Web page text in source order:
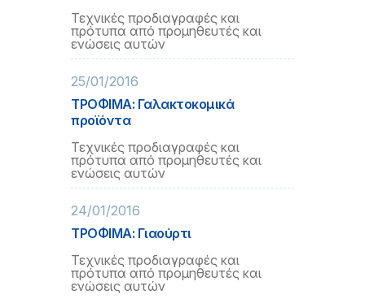
Τεχνικές προδιαγραφές και
πρότυπα από προμηθευτές και
ενώσεις αυτών
25/01/2016
ΤΡΟΦΙΜΑ: Γαλακτοκομικά
προϊόντα
Τεχνικές προδιαγραφές και
πρότυπα από προμηθευτές και
ενώσεις αυτών
24/01/2016
ΤΡΟΦΙΜΑ: Γιαούρτι
Τεχνικές προδιαγραφές και
πρότυπα από προμηθευτές και
ενώσεις αυτών